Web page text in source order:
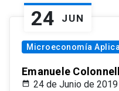
24 JUN
Microeconomía
Emanuele
24 de Junio de 2019